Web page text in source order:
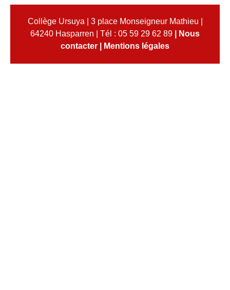
Collège Ursuya | 3 place Monseigneur Mathieu |
64240 Hasparren | Tél : 05 59 29 62 89
Nous
contacter
Mentions légales